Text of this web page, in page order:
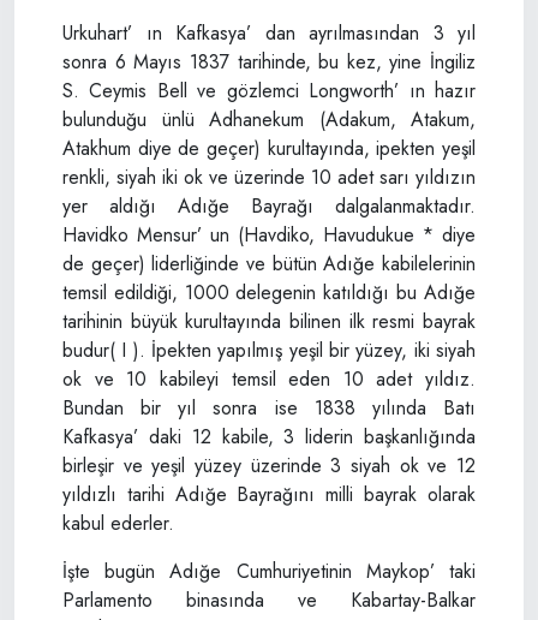
Urkuhart’ ın Kafkasya’ dan ayrılmasından 3 yıl
sonra 6 Mayıs 1837 tarihinde, bu kez, yine İngiliz
S. Ceymis Bell ve gözlemci Longworth’ ın hazır
bulunduğu ünlü Adhanekum (Adakum, Atakum,
Atakhum diye de geçer) kurultayında, ipekten yeşil
renkli, siyah iki ok ve üzerinde 10 adet sarı yıldızın
yer aldığı Adığe Bayrağı dalgalanmaktadır.
Havidko Mensur’ un (Havdiko, Havudukue * diye
de geçer) liderliğinde ve bütün Adığe kabilelerinin
temsil edildiği, 1000 delegenin katıldığı bu Adığe
tarihinin büyük kurultayında bilinen ilk resmi bayrak
budur( I ). İpekten yapılmış yeşil bir yüzey, iki siyah
ok ve 10 kabileyi temsil eden 10 adet yıldız.
Bundan bir yıl sonra ise 1838 yılında Batı
Kafkasya’ daki 12 kabile, 3 liderin başkanlığında
birleşir ve yeşil yüzey üzerinde 3 siyah ok ve 12
yıldızlı tarihi Adığe Bayrağını milli bayrak olarak
kabul ederler.
İşte bugün Adığe Cumhuriyetinin Maykop’ taki
Parlamento binasında ve Kabartay-Balkar